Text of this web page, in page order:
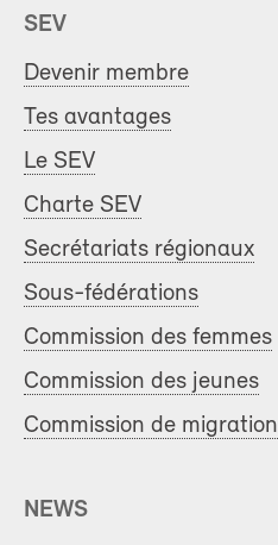
SEV
Devenir membre
Tes avantages
Le SEV
Charte SEV
Secrétariats régionaux
Sous-fédérations
Commission des femmes
Commission des jeunes
Commission de migration
NEWS